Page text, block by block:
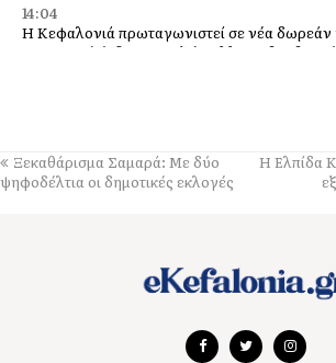
14:04
Η Κεφαλονιά πρωταγωνιστεί σε νέα δωρεάν
τουριστική έκδοση με εξώφυλλο τη
13:37
Διακοπές στο Φισκάρδο κάνουν η Ελένη
Με λαμπρότητα γιορτάστηκε η
Μαυρικάτα [εικόνες]
Ξεκαθάρισμα Σαμαρά: Με δύο
ψηφοδέλτια οι δημοτικές εκλογές
Η Ελπίδα